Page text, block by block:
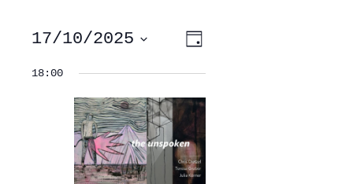
ANSICHTEN-
NAVIGATION
VERANSTALTUNG
ANSICHTEN-
Tag
17/10/2025
wählen.
18:00